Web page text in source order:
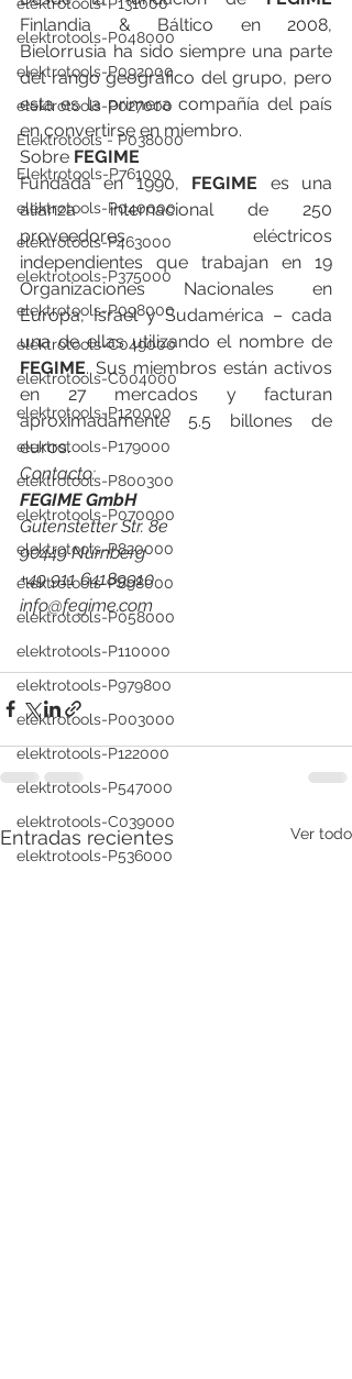
elektrotools-P048000
elektrotools-P092000
elektrotools-P027000
Elektrotools - P038000
Elektrotools-P761000
elektrotools-P040000
elektrotools-P463000
elektrotools-P375000
elektrotools-P098000
elektrotools-C049000
elektrotools-C004000
elektrotools-P120000
elektrotools-P179000
elektrotools-P800300
elektrotools-P070000
elektrotools-P820000
elektrotools-P898000
elektrotools-P058000
elektrotools-P110000
elektrotools-P979800
elektrotools-P003000
elektrotools-P122000
elektrotools-P547000
elektrotools-C039000
elektrotools-P536000
Finlandia & Báltico en 2008,
Bielorrusia ha sido siempre una parte
del rango geográfico del grupo, pero
esta es la primera compañía del país
en convertirse en miembro.
Sobre FEGIME
Fundada en 1990, FEGIME es una
alianza internacional de 250
proveedores eléctricos
independientes que trabajan en 19
Organizaciones Nacionales en
Europa, Israel y Sudamérica – cada
FEGIME. Sus miembros están activos
en 27 mercados y facturan
aproximadamente 5.5 billones de
euros.
Contacto:
FEGIME GmbH
Gutenstetter Str. 8e
90449 Nürnberg
+49 911 64189910
info@fegime.com
Entradas recientes Ver todo